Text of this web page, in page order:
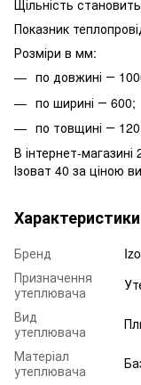
Щільність
Показник
Розміри в мм:
по довжині ―
по ширині ― 600;
по товщині ―
В інтернет-
Ізоват 40 за ціною
Характеристики
Бренд
Призначення
утеплювача
Вид
утеплювача
Матеріал
утеплювача